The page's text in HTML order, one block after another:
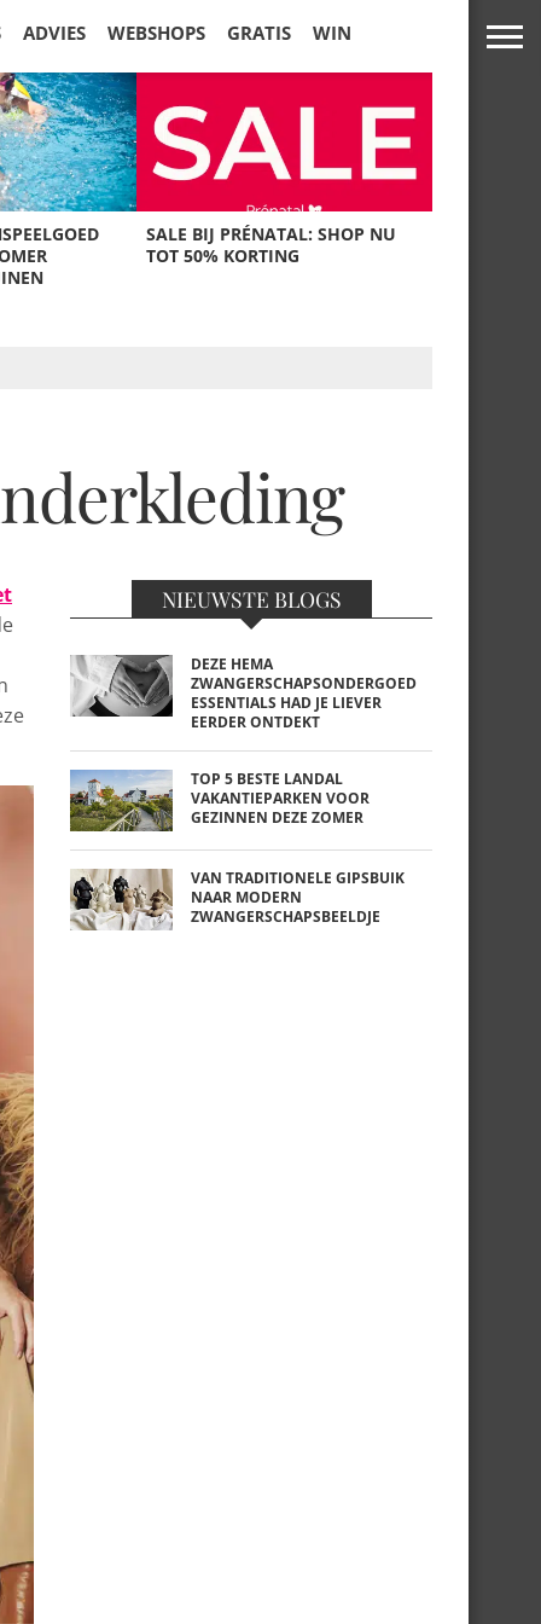
ADVIES WEBSHOPS GRATIS WIN
SALE BIJ PRÉNATAL: SHOP NU
TOT 50% KORTING
NIEUWSTE BLOGS
DEZE HEMA
ZWANGERSCHAPSONDERGOED
ESSENTIALS HAD JE LIEVER
EERDER ONTDEKT
TOP 5 BESTE LANDAL
VAKANTIEPARKEN VOOR
GEZINNEN DEZE ZOMER
VAN TRADITIONELE GIPSBUIK
NAAR MODERN
ZWANGERSCHAPSBEELDJE